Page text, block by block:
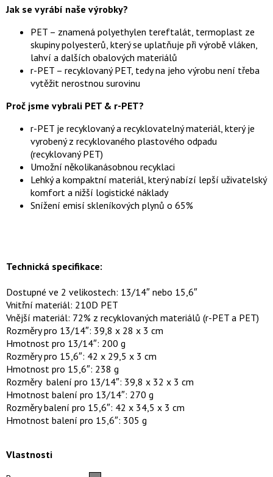
Jak se vyrábí naše výrobky?
PET – znamená polyethylen tereftalát, termoplast ze
skupiny polyesterů, který se uplatňuje při výrobě vláken,
lahví a dalších obalových materiálů
r-PET – recyklovaný PET, tedy na jeho výrobu není třeba
vytěžit nerostnou surovinu
Proč jsme vybrali PET & r-PET?
r-PET je recyklovaný a recyklovatelný materiál, který je
vyrobený z recyklovaného plastového odpadu
(recyklovaný PET)
Umožní několikanásobnou recyklaci
Lehký a kompaktní materiál, který nabízí lepší uživatelský
komfort a nižší logistické náklady
Snížení emisí skleníkových plynů o 65%
Technická specifikace:
Dostupné ve 2 velikostech: 13/14″ nebo 15,6″
Vnitřní materiál: 210D PET
Vnější materiál: 72% z recyklovaných materiálů (r-PET a PET)
Rozměry pro 13/14″: 39,8 x 28 x 3 cm
Hmotnost pro 13/14″: 200 g
Rozměry pro 15,6″: 42 x 29,5 x 3 cm
Hmotnost pro 15,6″: 238 g
Rozměry balení pro 13/14″: 39,8 x 32 x 3 cm
Hmotnost balení pro 13/14″: 270 g
Rozměry balení pro 15,6″: 42 x 34,5 x 3 cm
Hmotnost balení pro 15,6″: 305 g
Vlastnosti